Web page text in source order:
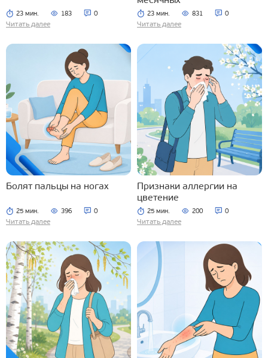
23 мин. 183 0
Читать далее
23 мин. 831 0
Читать далее
Болят пальцы на ногах
25 мин. 396 0
Читать далее
Признаки аллергии на
цветение
25 мин. 200 0
Читать далее